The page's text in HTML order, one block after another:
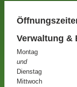
Verwaltung &
Montag
und
Dienstag
Mittwoch